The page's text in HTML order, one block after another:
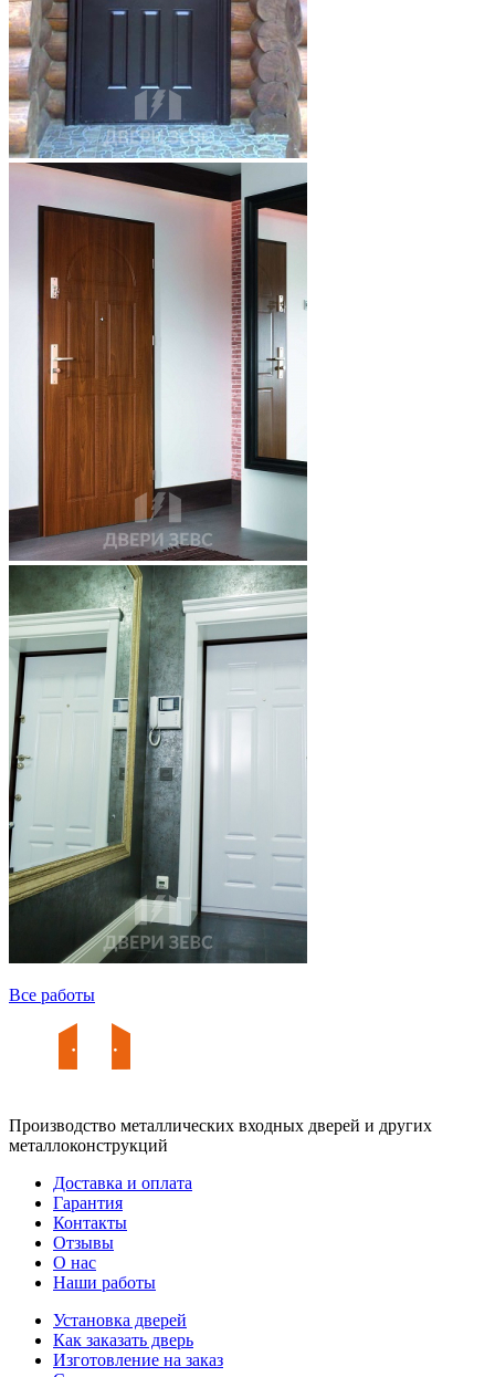
Все работы
Производство металлических входных дверей и других
металлоконструкций
Доставка и оплата
Гарантия
Контакты
Отзывы
О нас
Наши работы
Установка дверей
Как заказать дверь
Изготовление на заказ